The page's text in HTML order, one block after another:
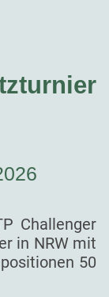
Challenger
in NRW mit
50